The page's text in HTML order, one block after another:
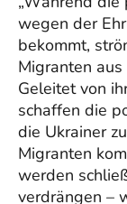
wegen der
bekommt,
Migranten
Geleitet von
schaffen die
die Ukrainer
Migranten
werden
verdrängen –